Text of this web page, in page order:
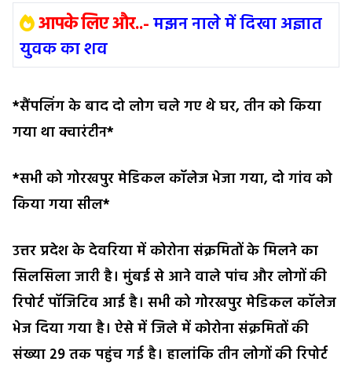
आपके लिए और..-मझन नाले में दिखा अज्ञात
युवक का शव
*सैंपलिंग के बाद दो लोग चले गए थे घर, तीन को किया
गया था क्वारंटीन*
*सभी को गोरखपुर मेडिकल कॉलेज भेजा गया, दो गांव को
किया गया सील*
उत्तर प्रदेश के देवरिया में कोरोना संक्रमितों के मिलने का
सिलसिला जारी है। मुंबई से आने वाले पांच और लोगों की
रिपोर्ट पॉजिटिव आई है। सभी को गोरखपुर मेडिकल कॉलेज
भेज दिया गया है। ऐसे में जिले में कोरोना संक्रमितों की
संख्या 29 तक पहुंच गई है। हालांकि तीन लोगों की रिपोर्ट